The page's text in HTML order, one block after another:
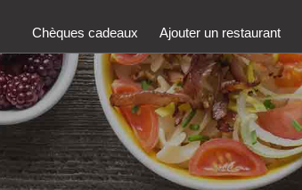
Chèques cadeaux Ajouter un restaurant